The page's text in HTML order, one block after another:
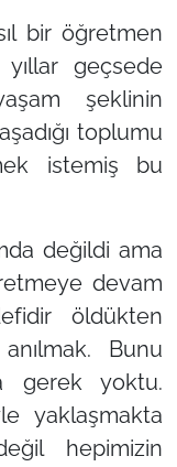
bir öğretmen
geçsede
şeklinin
toplumu
istemiş bu
değildi ama
devam
öldükten
Bunu
gerek yoktu.
yaklaşmakta
hepimizin